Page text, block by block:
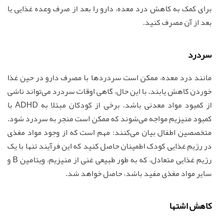
برای کمک به کاهش درد معده، دارو را بعد از صرف وعده غذایی یا
بعد از آن مصرف کنید.
سردرد
مانند درد معده، ممکن است سردردها با مصرف دارو در حین غذا
خوردن کاهش یابند. با این حال، گاهی اوقات سردرد می‌تواند ناشی
از کمبود مواد معدنی باشد. برخی از کودکان مبتلا به ADHD با
کمبود منیزیم مواجه می‌شوند که ممکن است منجر به سردرد شود.
متخصصین اطفال بیان می‌کنند: مهم است که از وجود مواد مغذی
در رژیم غذایی کودک اطمینان حاصل کنید که این فرآیند تنها با یک
رژیم غذایی متعادل، که به طور طبیعی غنی از منیزیم، ویتامین B و
سایر مواد مغذی مفید باشد، حاصل خواهد شد.
کاهش اشتها